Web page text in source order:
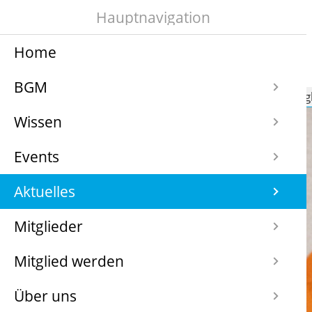
Navigation
überspringen
BGM
Hauptnavigation
Home
BGM
Wissen
Events
Aktuelles
Mitglieder
Mitglied werden
Über uns